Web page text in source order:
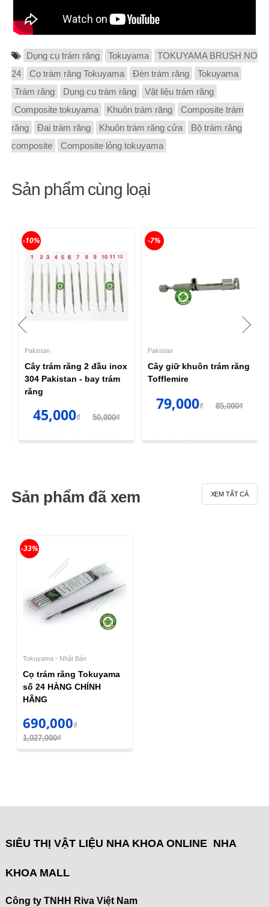
Dụng cụ trám răng Tokuyama
TOKUYAMA BRUSH NO
24
Cọ trám răng Tokuyama Đèn trám răng
Tokuyama
Trám răng
Dụng cụ trám răng
Vật liệu trám răng
Composite tokuyama
Khuôn trám răng
Composite trám
răng
Đai trám răng Khuôn trám răng cửa
Bộ trám răng
composite
Composite lỏng tokuyama
Sản phẩm cùng loại
Pakistan
Cây trám răng 2 đầu inox
304 Pakistan - bay trám
răng
45,000₫50,000₫
-10%
Pakistan
Cây giữ khuôn trám răng
Tofflemire
79,000₫85,000₫
-7%
Sản phẩm đã xem XEM TẤT CẢ
Tokuyama - Nhật Bản
Cọ trám răng Tokuyama
số 24 HÀNG CHÍNH
HÃNG
690,000₫
1,027,000₫
-33%
SIÊU THỊ VẬT LIỆU NHA KHOA ONLINE NHA
KHOA MALL
Công ty TNHH Riva Việt Nam